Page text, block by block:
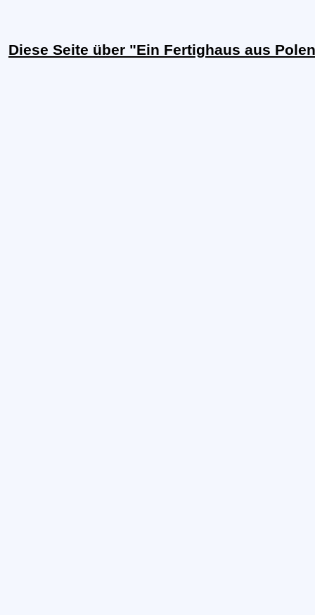
Diese Seite über "Ein Fertighaus aus